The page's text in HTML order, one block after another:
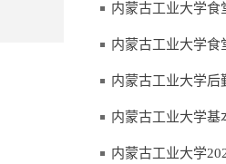
内蒙古工业大学食
内蒙古工业大学食
内蒙古工业大学
内蒙古工业大学基
内蒙古工业大学